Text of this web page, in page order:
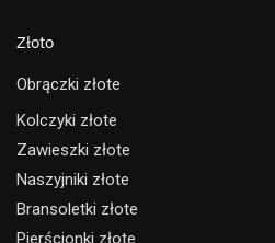
Złoto
Obrączki złote
Kolczyki złote
Zawieszki złote
Naszyjniki złote
Bransoletki złote
Pierścionki złote